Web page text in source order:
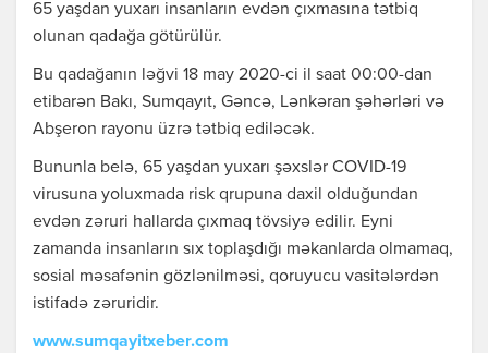
65 yaşdan yuxarı insanların evdən çıxmasına tətbiq
olunan qadağa götürülür.
Bu qadağanın ləğvi 18 may 2020-ci il saat 00:00-dan
etibarən Bakı, Sumqayıt, Gəncə, Lənkəran şəhərləri və
Abşeron rayonu üzrə tətbiq ediləcək.
Bununla belə, 65 yaşdan yuxarı şəxslər COVID-19
virusuna yoluxmada risk qrupuna daxil olduğundan
evdən zəruri hallarda çıxmaq tövsiyə edilir. Eyni
zamanda insanların sıx toplaşdığı məkanlarda olmamaq,
sosial məsafənin gözlənilməsi, qoruyucu vasitələrdən
istifadə zəruridir.
www.sumqayitxeber.com